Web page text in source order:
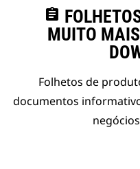
assignment
MUITO
Folhetos de
documentos